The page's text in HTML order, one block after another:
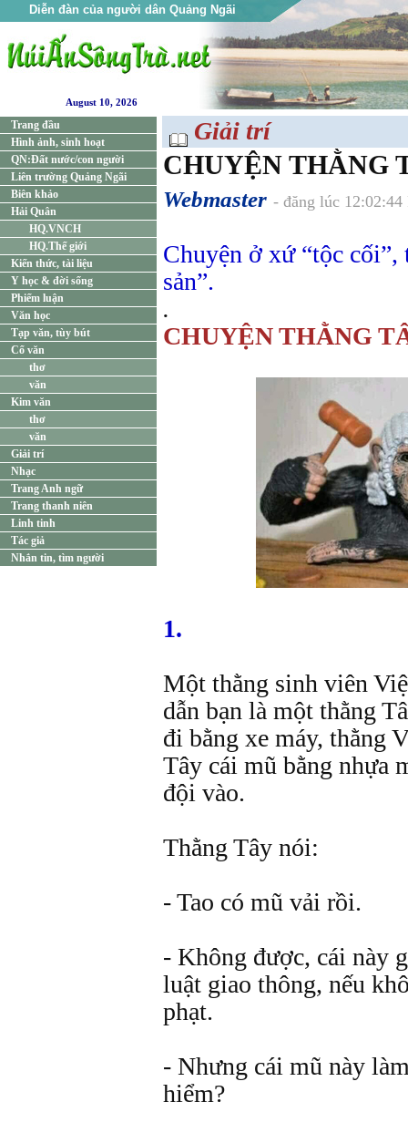
Diễn đàn của người dân Quảng Ngãi
August 10, 2026
Trang đầu
Hình ảnh, sinh hoạt
QN:Đất nước/con người
Liên trường Quảng Ngãi
Biên khảo
Hải Quân
HQ.VNCH
HQ.Thế giới
Kiến thức, tài liệu
Y học & đời sống
Phiếm luận
Văn học
Tạp văn, tùy bút
Cổ văn
thơ
văn
Kim văn
thơ
văn
Giải trí
Nhạc
Trang Anh ngữ
Trang thanh niên
Linh tinh
Tác giả
Nhắn tin, tìm người
Giải trí
CHUYỆN THẰNG
Webmaster - đăng lúc
Chuyện ở xứ “tộc cối”,
sản”.
.
CHUYỆN THẰNG
1.
Một thằng sinh viên
dẫn bạn là một thằng
đi bằng xe máy, thằng
Tây cái mũ bằng nhựa
đội vào.
Thằng Tây nói:
- Tao có mũ vải rồi.
- Không được, cái này
luật giao thông, nếu
phạt.
- Nhưng cái mũ này
hiểm?